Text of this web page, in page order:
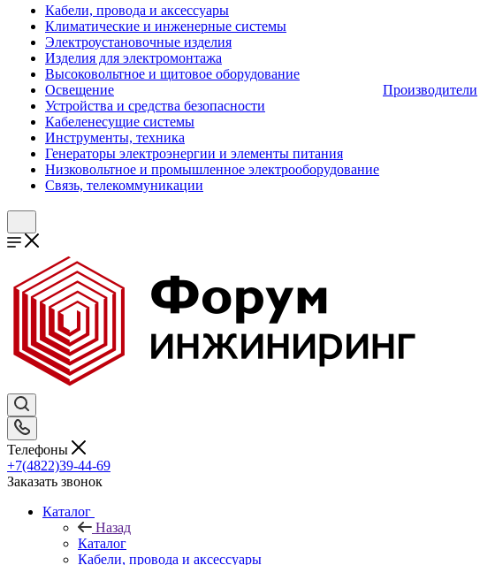
Кабели, провода и аксессуары
Климатические и инженерные системы
Электроустановочные изделия
Изделия для электромонтажа
Высоковольтное и щитовое оборудование
Освещение
Устройства и средства безопасности
Кабеленесущие системы
Инструменты, техника
Генераторы электроэнергии и элементы питания
Низковольтное и промышленное электрооборудование
Связь, телекоммуникации
Производители
Телефоны
+7(4822)39-44-69
Заказать звонок
Каталог
Назад
Каталог
Кабели, провода и аксессуары